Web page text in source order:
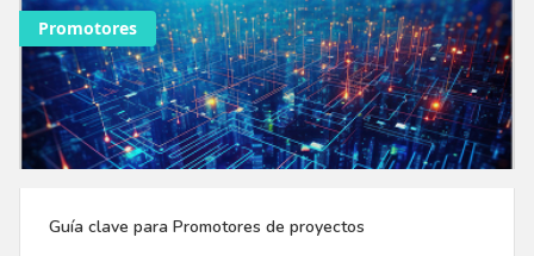
Promotores
Guía clave para Promotores de proyectos